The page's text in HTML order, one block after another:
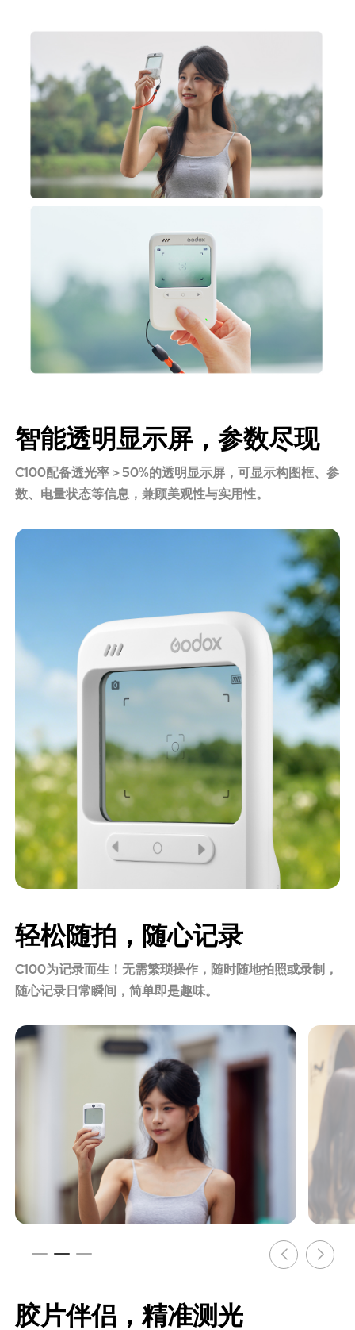
智能透明显示屏，参数尽现
C100配备透光率＞50%的透明显示屏，可显示构图框、参
数、电量状态等信息，兼顾美观性与实用性。
轻松随拍，随心记录
C100为记录而生！无需繁琐操作，随时随地拍照或录制，
随心记录日常瞬间，简单即是趣味。
胶片伴侣，精准测光